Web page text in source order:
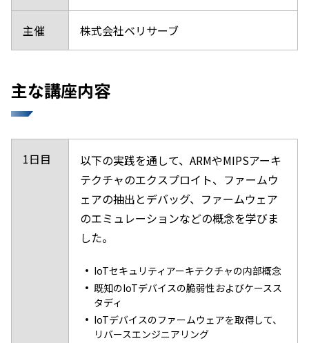
主催 株式会社ベリサーブ
主な講座内容
1日目
以下の実践を通して、ARMやMIPSアーキ
テクチャのエクスプロイト、ファームウ
ェアの抽出とデバッグ、ファームウェア
のエミュレーションなどの概念を学びま
した。
IoTセキュリティアーキテクチャの内部概念
既知のIoTデバイスの脆弱性およびケースス
タディ
IoTデバイスのファームウェアを取得して、
リバースエンジニアリング